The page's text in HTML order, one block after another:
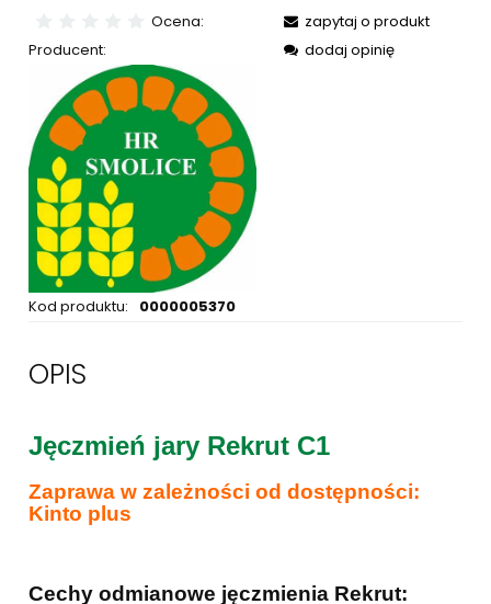
Ocena:
Producent:
Kod produktu: 0000005370
zapytaj o produkt
dodaj opinię
OPIS
Jęczmień jary Rekrut C1
Zaprawa w zależności od dostępności:
Kinto plus
Cechy odmianowe jęczmienia Rekrut: